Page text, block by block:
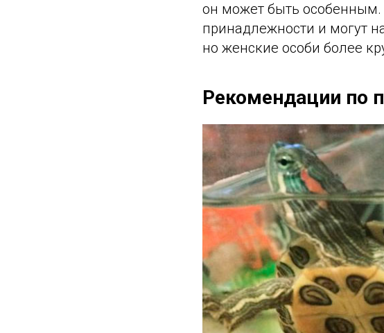
он может быть особенным.
принадлежности и могут
но женские особи более
Рекомендации по